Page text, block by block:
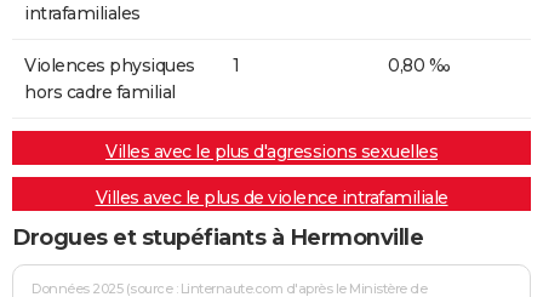
intrafamiliales
Violences physiques
hors cadre familial
1 0,80 ‰
Villes avec le plus d'agressions sexuelles
Villes avec le plus de violence intrafamiliale
Drogues et stupéfiants à Hermonville
Données 2025 (source : Linternaute.com d'après le Ministère de